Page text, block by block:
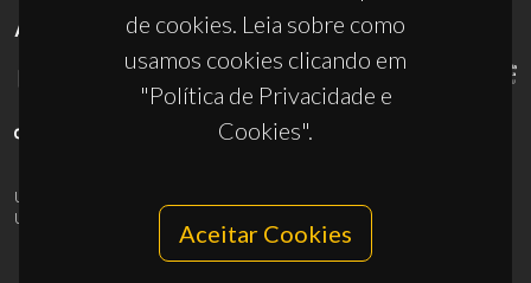
de cookies. Leia sobre como
usamos cookies clicando em
"Política de Privacidade e
Cookies".
Aceitar Cookies
APOIOS
UID/PRR/50011/2025
UID/PRR2/50011/2025
10.54499/UID/PRR2/50011/2025